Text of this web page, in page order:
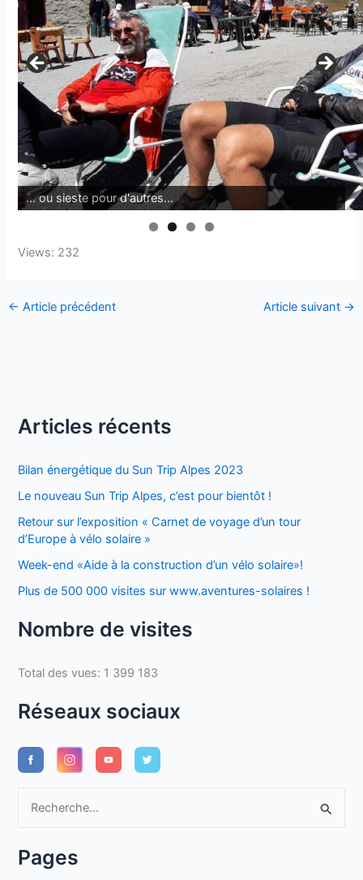
... ou sieste pour d'autres...
Views: 232
← Article précédent Article suivant →
Articles récents
Bilan énergétique du Sun Trip Alpes 2023
Le nouveau Sun Trip Alpes, c’est pour bientôt !
Retour sur l’exposition « Carnet de voyage d’un tour
d’Europe à vélo solaire »
Week-end «Aide à la construction d’un vélo solaire»!
Plus de 500 000 visites sur www.aventures-solaires !
Nombre de visites
Total des vues: 1 399 183
Réseaux sociaux
hPages